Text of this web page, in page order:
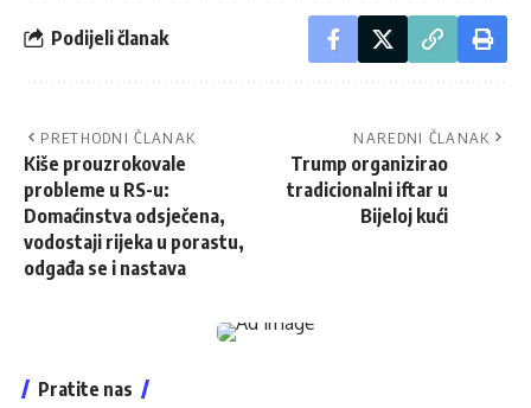
Podijeli članak
PRETHODNI ČLANAK
Kiše prouzrokovale
probleme u RS-u:
Domaćinstva odsječena,
vodostaji rijeka u porastu,
odgađa se i nastava
NAREDNI ČLANAK
Trump organizirao
tradicionalni iftar u
Bijeloj kući
Pratite nas